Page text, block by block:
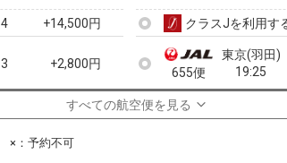
4 +14,500円
3 +2,800円
+16,800円
+7,700円
クラスJを利用す
655便
東京(羽田)
19:25
クラスJを利用する
すべての航空便を見る
×：予約不可